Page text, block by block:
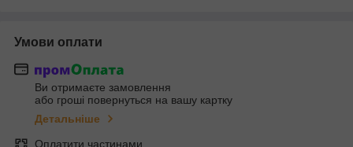
Умови оплати
Ви отримаєте замовлення
або гроші повернуться на вашу картку
Детальніше
Оплатити частинами